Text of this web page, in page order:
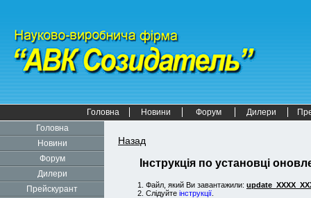
Головна Новини Форум Дилери
Головна
Новини
Форум
Дилери
Прейскурант
Назад
Інструкція по установці
Файл, який Ви завантажили:
Слідуйте інструкції